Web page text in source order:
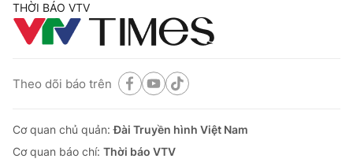
THỜI BÁO VTV
Theo dõi báo trên
Cơ quan chủ quản:Đài Truyền hình Việt Nam
Cơ quan báo chí: Thời báo VTV